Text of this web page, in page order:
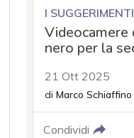
I SUGGERIMENTI
Videocamere
nero per la
21 Ott 2025
di Marco Schiaffino
Condividi